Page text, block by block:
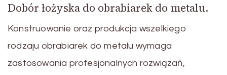
Dobór łożyska do obrabiarek do metalu.
Konstruowanie oraz produkcja wszelkiego
rodzaju obrabiarek do metalu wymaga
zastosowania profesjonalnych rozwiązań,